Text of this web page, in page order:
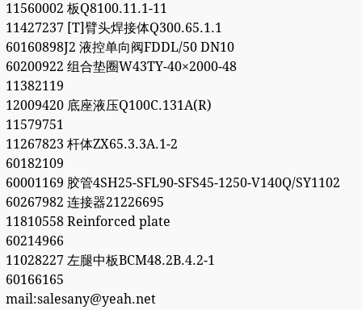
11560002 板Q8100.11.1-11
11427237 [T]臂头焊接体Q300.65.1.1
60160898J2 液控单向阀FDDL/50 DN10
60200922 组合垫圈W43TY-40×2000-48
11382119
12009420 底座液压Q100C.131A(R)
11579751
11267823 杆体ZX65.3.3A.1-2
60182109
60001169 胶管4SH25-SFL90-SFS45-1250-V140Q/SY1102
60267982 连接器21226695
11810558 Reinforced plate
60214966
11028227 左腿中板BCM48.2B.4.2-1
60166165
mail:salesany@yeah.net